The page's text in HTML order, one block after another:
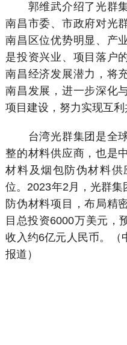
郭维武介绍了光群集
南昌市委、市政府对光
南昌区位优势明显、产
是投资兴业、项目落户
南昌经济发展潜力，将
南昌发展，进一步深化
项目建设，努力实现互利
台湾光群集团是全球
整的材料供应商，也是
材料及烟包防伪材料
位。2023年2月，光群
防伪材料项目，布局精
目总投资6000万美元，
收入约6亿元人民币。（
报道）